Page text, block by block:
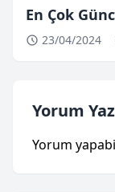
En Çok
23/04/2024
Yorum Yaz
Yorum